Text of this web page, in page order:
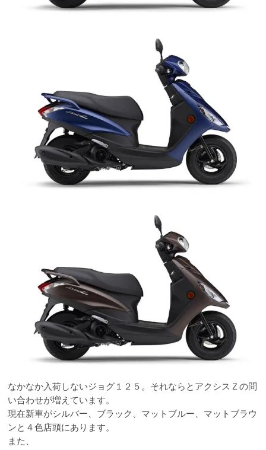
なかなか入荷しないジョグ１２５。それならとアクシスＺの問
い合わせが増えています。
現在新車がシルバー、ブラック、マットブルー、マットブラウ
ンと４色店頭にあります。
また、